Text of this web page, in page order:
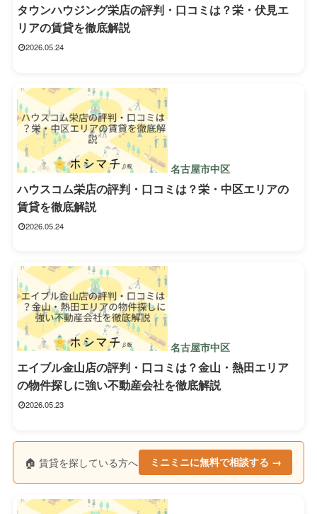
タウンハウジング栄店の評判・口コミは？栄・伏見エ
リアの賃貸を徹底解説
2026.05.24
名古屋市中区
ハウスコム栄店の評判・口コミは？栄・中区エリアの
賃貸を徹底解説
2026.05.24
名古屋市中区
エイブル金山店の評判・口コミは？金山・熱田エリア
の物件探しに強い不動産会社を徹底解説
2026.05.23
🏠 賃貸を探している方へ ミニミニに無料で相談する →